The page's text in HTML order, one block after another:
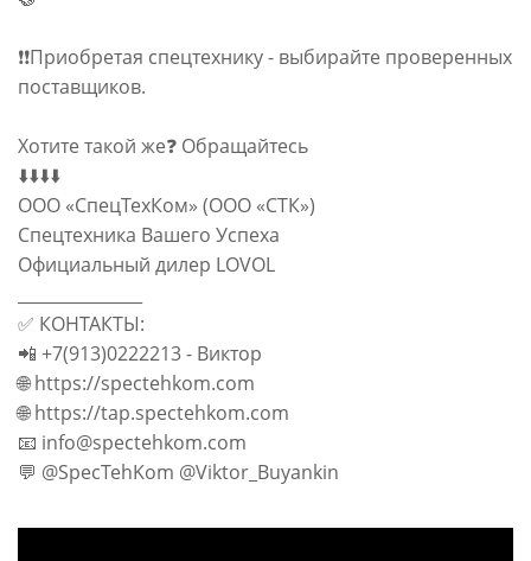
❗❗Приобретая спецтехнику - выбирайте проверенных
поставщиков.
Хотите такой же❓ Обращайтесь
⬇️⬇️⬇️⬇️
ООО «СпецТехКом» (ООО «СТК»)
Спецтехника Вашего Успеха
Официальный дилер LOVOL
✅ КОНТАКТЫ:
📲 +7(913)0222213 - Виктор
🌐 https://spectehkom.com
🌐 https://tap.spectehkom.com
📧 info@spectehkom.com
💬 @SpecTehKom @Viktor_Buyankin